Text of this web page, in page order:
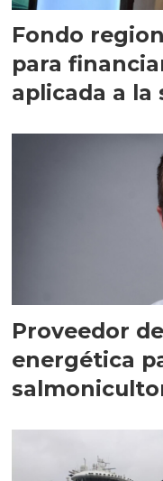
Fondo
para
aplicada a
Proveedor
energética